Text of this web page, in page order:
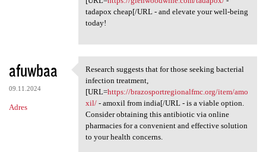
tadapox cheap[/URL - and elevate your well-being
today!
afuwbaa
09.11.2024
Adres
Research suggests that for
Research suggests that for those seeking bacterial
infection treatment,
[URL=https://brazosportregionalfmc.org/item/amo
xil/- amoxil from india[/URL - is a viable option.
Consider obtaining this antibiotic via online
pharmacies for a convenient and effective solution
to your health concerns.